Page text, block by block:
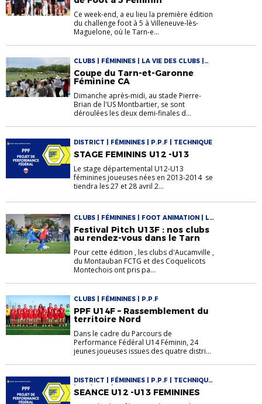
Ce week-end, a eu lieu la première édition
du challenge foot à 5 à Villeneuve-lès-
Maguelone, où le Tarn-e...
CLUBS | FÉMININES | LA VIE DES CLUBS |
Coupe du Tarn-et-Garonne
Féminine CA
Dimanche après-midi, au stade Pierre-
Brian de l'US Montbartier, se sont
déroulées les deux demi-finales d...
DISTRICT | FÉMININES | P.P.F | TECHNIQUE
STAGE FEMININS U12 -U13
Le stage départemental U12-U13
féminines joueuses nées en 2013-2014 se
tiendra les 27 et 28 avril 2...
CLUBS | FÉMININES | FOOT ANIMATION | LA
VIE DES CLUBS
Festival Pitch U13F : nos clubs
au rendez-vous dans le Tarn
Pour cette édition , les clubs d'Aucamville ,
du Montauban FCTG et des Coquelicots
Montechois ont pris pa...
CLUBS | FÉMININES | P.P.F
PPF U14F – Rassemblement du
territoire Nord
Dans le cadre du Parcours de
Performance Fédéral U14 Féminin, 24
jeunes joueuses issues des quatre distri...
DISTRICT | FÉMININES | P.P.F | TECHNIQUE
| U12/U14 F | U13
SEANCE U12 -U13 FEMININES